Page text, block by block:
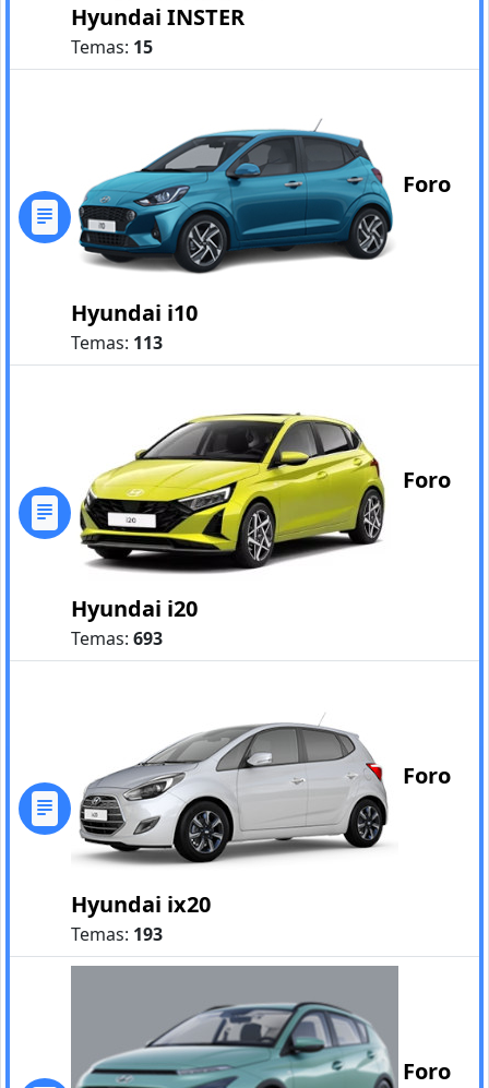
Hyundai INSTER
Temas: 15
Foro
Hyundai i10
Temas: 113
Foro
Hyundai i20
Temas: 693
Foro
Hyundai ix20
Temas: 193
Foro